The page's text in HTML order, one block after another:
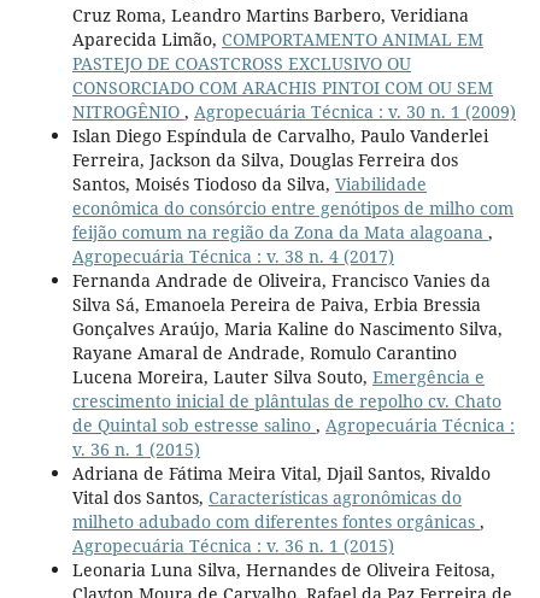
Cruz Roma, Leandro Martins Barbero, Veridiana
Aparecida Limão, COMPORTAMENTO ANIMAL EM
PASTEJO DE COASTCROSS EXCLUSIVO OU
CONSORCIADO COM ARACHIS PINTOI COM OU SEM
NITROGÊNIO , Agropecuária Técnica : v. 30 n. 1 (2009)
Islan Diego Espíndula de Carvalho, Paulo Vanderlei
Ferreira, Jackson da Silva, Douglas Ferreira dos
Santos, Moisés Tiodoso da Silva, Viabilidade
econômica do consórcio entre genótipos de milho com
feijão comum na região da Zona da Mata alagoana ,
Agropecuária Técnica : v. 38 n. 4 (2017)
Fernanda Andrade de Oliveira, Francisco Vanies da
Silva Sá, Emanoela Pereira de Paiva, Erbia Bressia
Gonçalves Araújo, Maria Kaline do Nascimento Silva,
Rayane Amaral de Andrade, Romulo Carantino
Lucena Moreira, Lauter Silva Souto, Emergência e
crescimento inicial de plântulas de repolho cv. Chato
de Quintal sob estresse salino , Agropecuária Técnica :
v. 36 n. 1 (2015)
Adriana de Fátima Meira Vital, Djail Santos, Rivaldo
Vital dos Santos, Características agronômicas do
milheto adubado com diferentes fontes orgânicas ,
Agropecuária Técnica : v. 36 n. 1 (2015)
Leonaria Luna Silva, Hernandes de Oliveira Feitosa,
Clayton Moura de Carvalho, Rafael da Paz Ferreira de